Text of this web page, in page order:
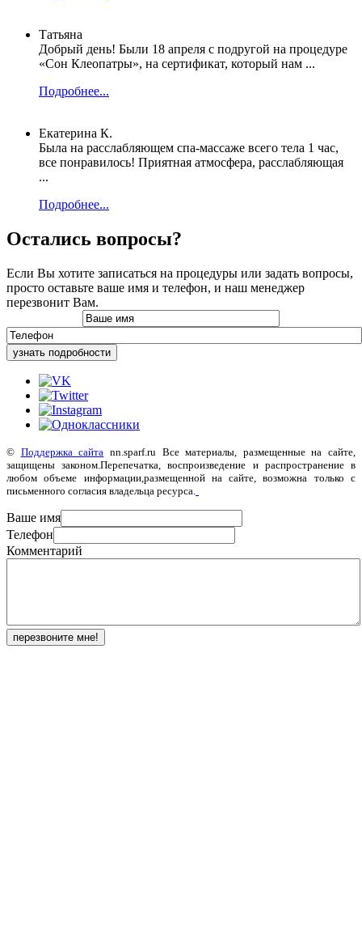
Татьяна
Добрый день! Были 18 апреля с подругой на процедуре
«Сон Клеопатры», на сертификат, который нам ...
Подробнее...
Екатерина К.
Была на расслабляющем спа-массаже всего тела 1 час,
все понравилось! Приятная атмосфера, расслабляющая
...
Подробнее...
Остались вопросы?
Если Вы хотите записаться на процедуры или задать вопросы,
просто оставьте ваше имя и телефон, и наш менеджер
перезвонит Вам.
узнать подробности
© Поддержка сайта nn.sparf.ru Все материалы, размещенные на сайте,
защищены законом.Перепечатка, воспроизведение и распространение в
любом объеме информации,размещенной на сайте, возможна только с
письменного согласия владельца ресурса.
Ваше имя
Телефон
Комментарий
перезвоните мне!